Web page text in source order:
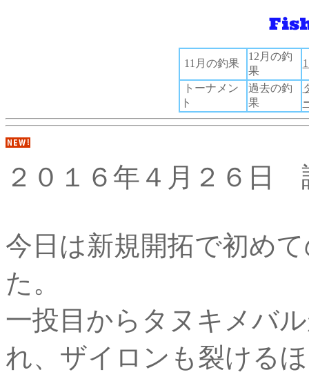
11月の釣果
12月の釣
果
トーナメン
ト
過去の釣
果
２０１６年４月２６日
今日は新規開拓で初め
た。
一投目からタヌキメバ
れ、ザイロンも裂ける